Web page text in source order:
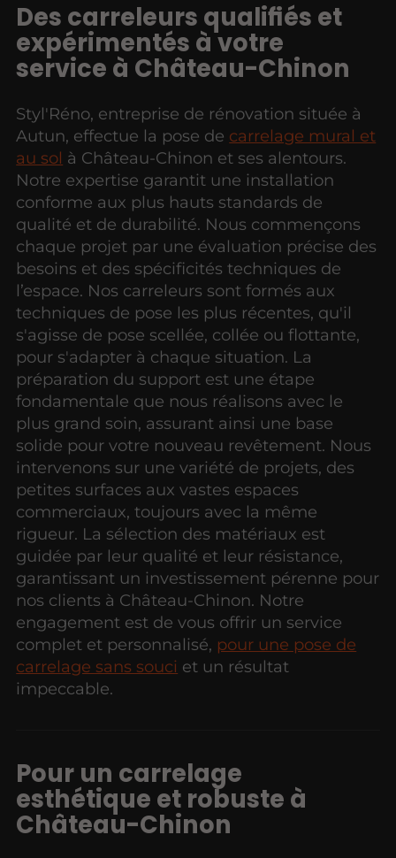
Des carreleurs qualifiés et
expérimentés à votre
service à Château-Chinon
Styl'Réno, entreprise de rénovation située à
Autun, effectue la pose de carrelage mural et
au sol à Château-Chinon et ses alentours.
Notre expertise garantit une installation
conforme aux plus hauts standards de
qualité et de durabilité. Nous commençons
chaque projet par une évaluation précise des
besoins et des spécificités techniques de
l’espace. Nos carreleurs sont formés aux
techniques de pose les plus récentes, qu'il
s'agisse de pose scellée, collée ou flottante,
pour s'adapter à chaque situation. La
préparation du support est une étape
fondamentale que nous réalisons avec le
plus grand soin, assurant ainsi une base
solide pour votre nouveau revêtement. Nous
intervenons sur une variété de projets, des
petites surfaces aux vastes espaces
commerciaux, toujours avec la même
rigueur. La sélection des matériaux est
guidée par leur qualité et leur résistance,
garantissant un investissement pérenne pour
nos clients à Château-Chinon. Notre
engagement est de vous offrir un service
complet et personnalisé, pour une pose de
carrelage sans souci et un résultat
impeccable.
Pour un carrelage
esthétique et robuste à
Château-Chinon